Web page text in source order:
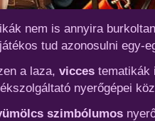
nem is annyira
tud azonosulni egy-
a laza, vicces tematikák
nyerőgépei
szimbólumos